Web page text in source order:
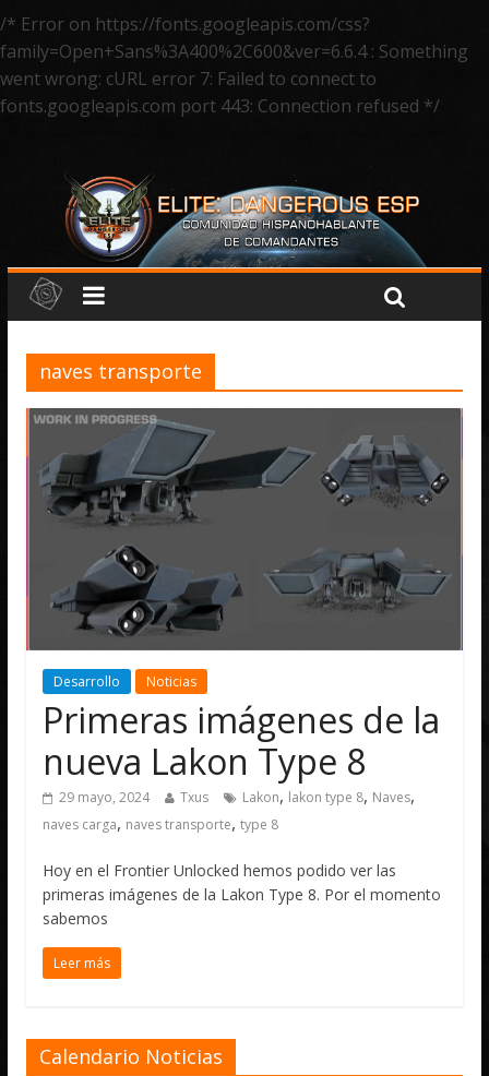
/* Error on https://fonts.googleapis.com/css?
family=Open+Sans%3A400%2C600&ver=6.6.4 : Something
went wrong: cURL error 7: Failed to connect to
fonts.googleapis.com port 443: Connection refused */
naves transporte
Desarrollo Noticias
Primeras imágenes de la
nueva Lakon Type 8
29 mayo, 2024 Txus Lakon, lakon type 8, Naves,
naves carga, naves transporte,type 8
Hoy en el Frontier Unlocked hemos podido ver las
primeras imágenes de la Lakon Type 8. Por el momento
sabemos
Leer más
Calendario Noticias